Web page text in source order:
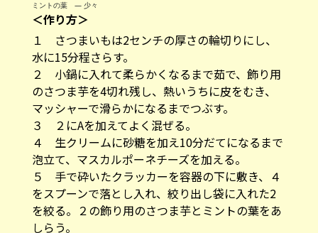
ミントの葉 ― 少々
＜作り方＞
１ さつまいもは2センチの厚さの輪切りにし、
水に15分程さらす。
２ 小鍋に入れて柔らかくなるまで茹で、飾り用
のさつま芋を4切れ残し、熱いうちに皮をむき、
マッシャーで滑らかになるまでつぶす。
３ ２にAを加えてよく混ぜる。
４ 生クリームに砂糖を加え10分だてになるまで
泡立て、マスカルポーネチーズを加える。
５ 手で砕いたクラッカーを容器の下に敷き、４
をスプーンで落とし入れ、絞り出し袋に入れた2
を絞る。２の飾り用のさつま芋とミントの葉をあ
しらう。